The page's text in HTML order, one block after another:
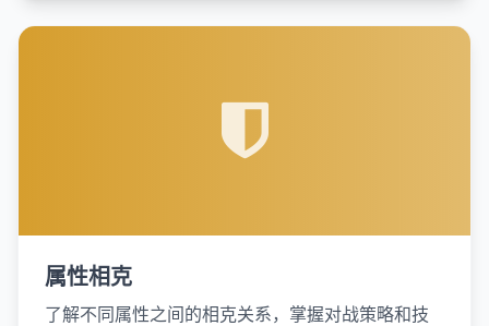
属性相克
了解不同属性之间的相克关系，掌握对战策略和技